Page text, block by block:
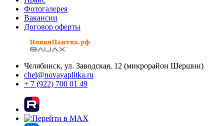
Фотогалерея
Вакансии
Договор оферты
Челябинск, ул. Заводская, 12 (микрорайон Шершни)
chel@novayaplitka.ru
+ 7 (922) 700 01 49